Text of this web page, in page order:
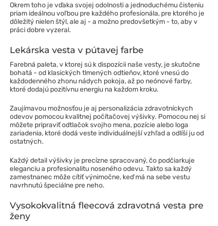
Okrem toho je vďaka svojej odolnosti a jednoduchému čisteniu
priam ideálnou voľbou pre každého profesionála, pre ktorého je
dôležitý nielen štýl, ale aj - a možno predovšetkým - to, aby v
práci dobre vyzeral.
Lekárska vesta v pútavej farbe
Farebná paleta, v ktorej sú k dispozícii naše vesty, je skutočne
bohatá - od klasických tlmených odtieňov, ktoré vnesú do
každodenného zhonu nádych pokoja, až po neónové farby,
ktoré dodajú pozitívnu energiu na každom kroku.
Zaujímavou možnosťou je aj personalizácia zdravotníckych
odevov pomocou kvalitnej počítačovej výšivky. Pomocou nej si
môžete pripraviť odtlačok svojho mena, pozície alebo loga
zariadenia, ktoré dodá veste individuálnejší vzhľad a odlíši ju od
ostatných.
Každý detail výšivky je precízne spracovaný, čo podčiarkuje
eleganciu a profesionalitu noseného odevu. Takto sa každý
zamestnanec môže cítiť výnimočne, keď má na sebe vestu
navrhnutú špeciálne pre neho.
Vysokokvalitná fleecová zdravotná vesta pre
ženy